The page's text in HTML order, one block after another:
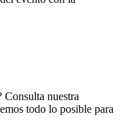
Consulta nuestra
todo lo posible para